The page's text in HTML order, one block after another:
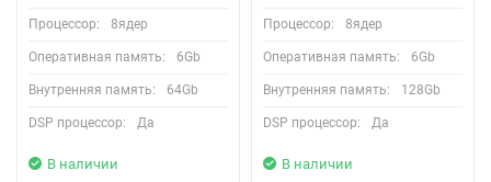
Процессор: 8ядер
Оперативная память: 6Gb
Внутренняя память: 64Gb
DSP процессор: Да
В наличии
Процессор: 8ядер
Оперативная память: 6Gb
Внутренняя память: 128Gb
DSP процессор: Да
В наличии